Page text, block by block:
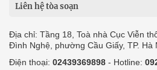
Liên hệ tòa soạn
Địa chỉ: Tầng 18, Toà nhà Cục Viễn
Đình Nghệ, phường Cầu Giấy, TP. Hà
Điện thoại: 02439369898 - Hotline: